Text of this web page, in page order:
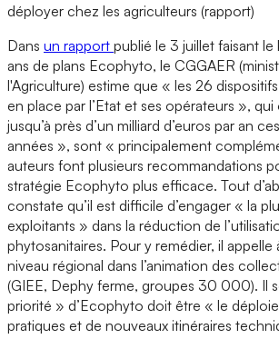
déployer chez les agriculteurs (rapport)
Dans un rapport publié le 3 juillet faisant
ans de plans Ecophyto, le CGGAER
l'Agriculture) estime que « les 26
en place par l’Etat et ses opérateurs »,
jusqu’à près d’un milliard d’euros par an
années », sont « principalement
auteurs font plusieurs recommandations
stratégie Ecophyto plus efficace. Tout
constate qu’il est difficile d’engager « la
exploitants » dans la réduction de
phytosanitaires. Pour y remédier, il
niveau régional dans l’animation des
(GIEE, Dephy ferme, groupes 30 000). Il
priorité » d’Ecophyto doit être « le
pratiques et de nouveaux itinéraires